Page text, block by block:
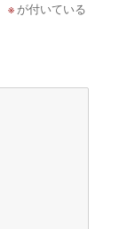
※ が付いている